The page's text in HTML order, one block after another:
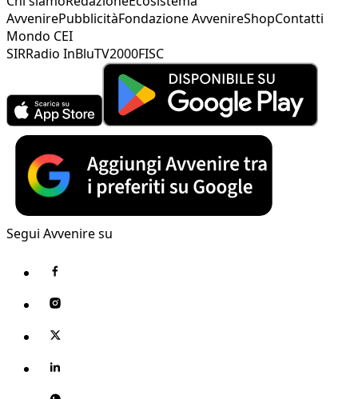
AvvenirePubblicitàFondazione AvvenireShopContatti
Mondo CEI
SIRRadio InBluTV2000FISC
Segui Avvenire su